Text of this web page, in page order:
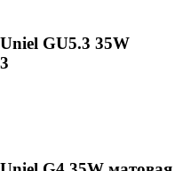
GU5.3 35W